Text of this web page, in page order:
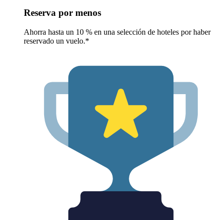
Reserva por menos
Ahorra hasta un 10 % en una selección de hoteles por haber
reservado un vuelo.*